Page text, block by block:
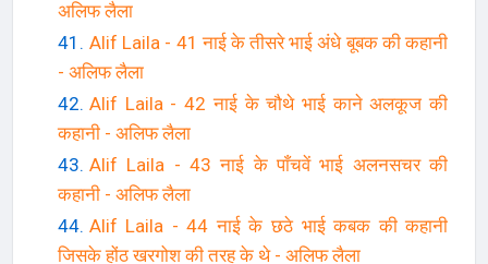
अलिफ लैला
Alif Laila - 41 नाई के तीसरे भाई अंधे बूबक की कहानी
- अलिफ लैला
Alif Laila - 42 नाई के चौथे भाई काने अलकूज की
कहानी - अलिफ लैला
Alif Laila - 43 नाई के पाँचवें भाई अलनसचर की
कहानी - अलिफ लैला
Alif Laila - 44 नाई के छठे भाई कबक की कहानी
जिसके होंठ खरगोश की तरह के थे - अलिफ लैला